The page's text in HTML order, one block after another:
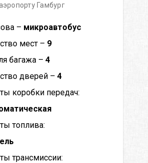
Гамбург
– микроавтобус
мест – 9
багажа – 4
дверей – 4
коробки передач:
топлива:
трансмиссии: